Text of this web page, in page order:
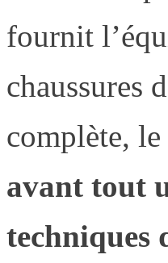
fournit
chaussures
complète,
avant tout
techniques